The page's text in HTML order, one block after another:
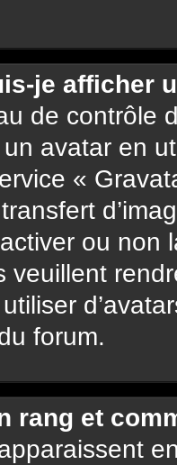
je afficher
de contrôle
avatar en
«
ou non
veuillent
forum.
rang et